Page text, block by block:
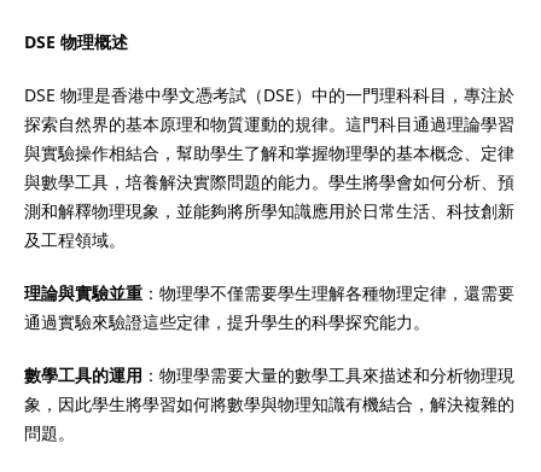
DSE 物理概述
DSE 物理是香港中學文憑考試（DSE）中的一門理科科目，專注於
探索自然界的基本原理和物質運動的規律。這門科目通過理論學習
與實驗操作相結合，幫助學生了解和掌握物理學的基本概念、定律
與數學工具，培養解決實際問題的能力。學生將學會如何分析、預
測和解釋物理現象，並能夠將所學知識應用於日常生活、科技創新
及工程領域。
理論與實驗並重 ：物理學不僅需要學生理解各種物理定律，還需要
通過實驗來驗證這些定律，提升學生的科學探究能力。
數學工具的運用 ：物理學需要大量的數學工具來描述和分析物理現
象，因此學生將學習如何將數學與物理知識有機結合，解決複雜的
問題。